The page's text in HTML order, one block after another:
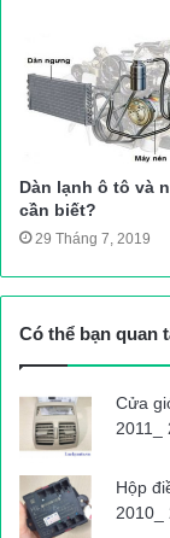
Khi xuất hiện
hoặc xoay vô lăng
của bạn đang gặp
quan bắt đầu trở
thường.
Như vậy, khi gặp
các gara uy tín
kỳ. Đặc biệt, nếu
tô Lucky Auto–
Dàn lạnh ô tô và
cần biết?
29 Tháng 7, 2019
Có thể bạn quan
Cửa
2011_
Hộp
2010_